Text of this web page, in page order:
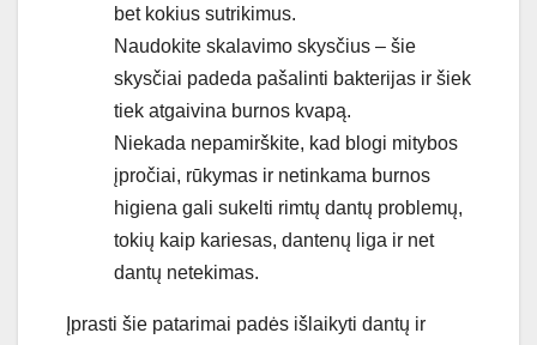
bet kokius sutrikimus.
Naudokite skalavimo skysčius – šie
skysčiai padeda pašalinti bakterijas ir šiek
tiek atgaivina burnos kvapą.
Niekada nepamirškite, kad blogi mitybos
įpročiai, rūkymas ir netinkama burnos
higiena gali sukelti rimtų dantų problemų,
tokių kaip kariesas, dantenų liga ir net
dantų netekimas.
Įprasti šie patarimai padės išlaikyti dantų ir